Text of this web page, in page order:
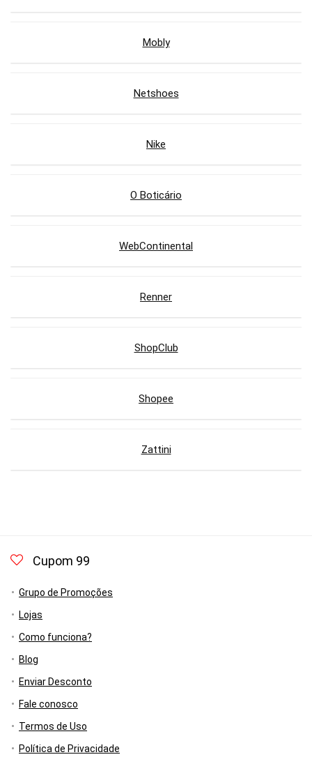
Mobly
Netshoes
Nike
O Boticário
WebContinental
Renner
ShopClub
Shopee
Zattini
Cupom 99
Grupo de Promoções
Lojas
Como funciona?
Blog
Enviar Desconto
Fale conosco
Termos de Uso
Política de Privacidade